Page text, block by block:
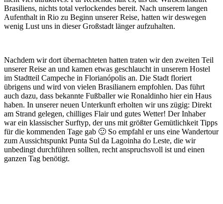
Brasiliens, nichts total verlockendes bereit. Nach unserem langen
Aufenthalt in Rio zu Beginn unserer Reise, hatten wir deswegen
wenig Lust uns in dieser Großstadt länger aufzuhalten.
Nachdem wir dort übernachteten hatten traten wir den zweiten Teil
unserer Reise an und kamen etwas geschlaucht in unserem Hostel
im Stadtteil Campeche in Florianópolis an. Die Stadt floriert
übrigens und wird von vielen Brasilianern empfohlen. Das führt
auch dazu, dass bekannte Fußballer wie Ronaldinho hier ein Haus
haben. In unserer neuen Unterkunft erholten wir uns zügig: Direkt
am Strand gelegen, chilliges Flair und gutes Wetter! Der Inhaber
war ein klassischer Surftyp, der uns mit größter Gemütlichkeit Tipps
für die kommenden Tage gab 🙂 So empfahl er uns eine Wandertour
zum Aussichtspunkt Punta Sul da Lagoinha do Leste, die wir
unbedingt durchführen sollten, recht anspruchsvoll ist und einen
ganzen Tag benötigt.